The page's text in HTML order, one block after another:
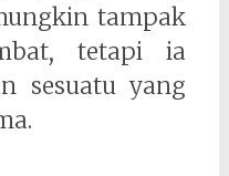
tampak
tetapi ia
sesuatu yang